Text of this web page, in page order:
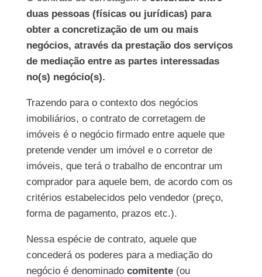
duas pessoas (físicas ou jurídicas) para
obter a concretização de um ou mais
negócios, através da prestação dos serviços
de mediação entre as partes interessadas
no(s) negócio(s).
Trazendo para o contexto dos negócios
imobiliários, o contrato de corretagem de
imóveis é o negócio firmado entre aquele que
pretende vender um imóvel e o corretor de
imóveis, que terá o trabalho de encontrar um
comprador para aquele bem, de acordo com os
critérios estabelecidos pelo vendedor (preço,
forma de pagamento, prazos etc.).
Nessa espécie de contrato, aquele que
concederá os poderes para a mediação do
negócio é denominadocomitente(ou